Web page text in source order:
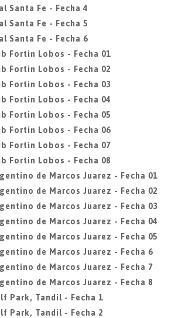
Santa Fe - Fecha 4
Santa Fe - Fecha 5
Santa Fe - Fecha 6
Fortin Lobos - Fecha 01
Fortin Lobos - Fecha 02
Fortin Lobos - Fecha 03
Fortin Lobos - Fecha 04
Fortin Lobos - Fecha 05
Fortin Lobos - Fecha 06
Fortin Lobos - Fecha 07
Fortin Lobos - Fecha 08
de Marcos Juarez - Fecha 01
de Marcos Juarez - Fecha 02
de Marcos Juarez - Fecha 03
de Marcos Juarez - Fecha 04
de Marcos Juarez - Fecha 05
de Marcos Juarez - Fecha 6
de Marcos Juarez - Fecha 7
de Marcos Juarez - Fecha 8
Park, Tandil - Fecha 1
Park, Tandil - Fecha 2